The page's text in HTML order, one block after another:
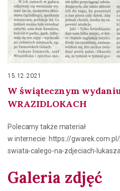
15.12.2021
W świątecznym
WRAZIDLOKACH
Polecamy także materiał
w internecie: https://
swiata-calego-na-zdjeciach-
Galeria zdjęć